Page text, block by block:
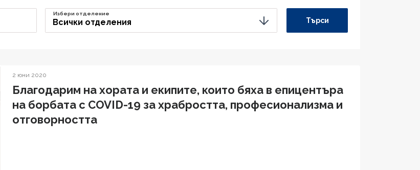
Всички отделения
Избери отделение
Търси
2 юни 2020
Благодарим на хората и екипите, които бяха в епицентъра
на борбата с COVID-19 за храбростта, професионализма и
отговорността